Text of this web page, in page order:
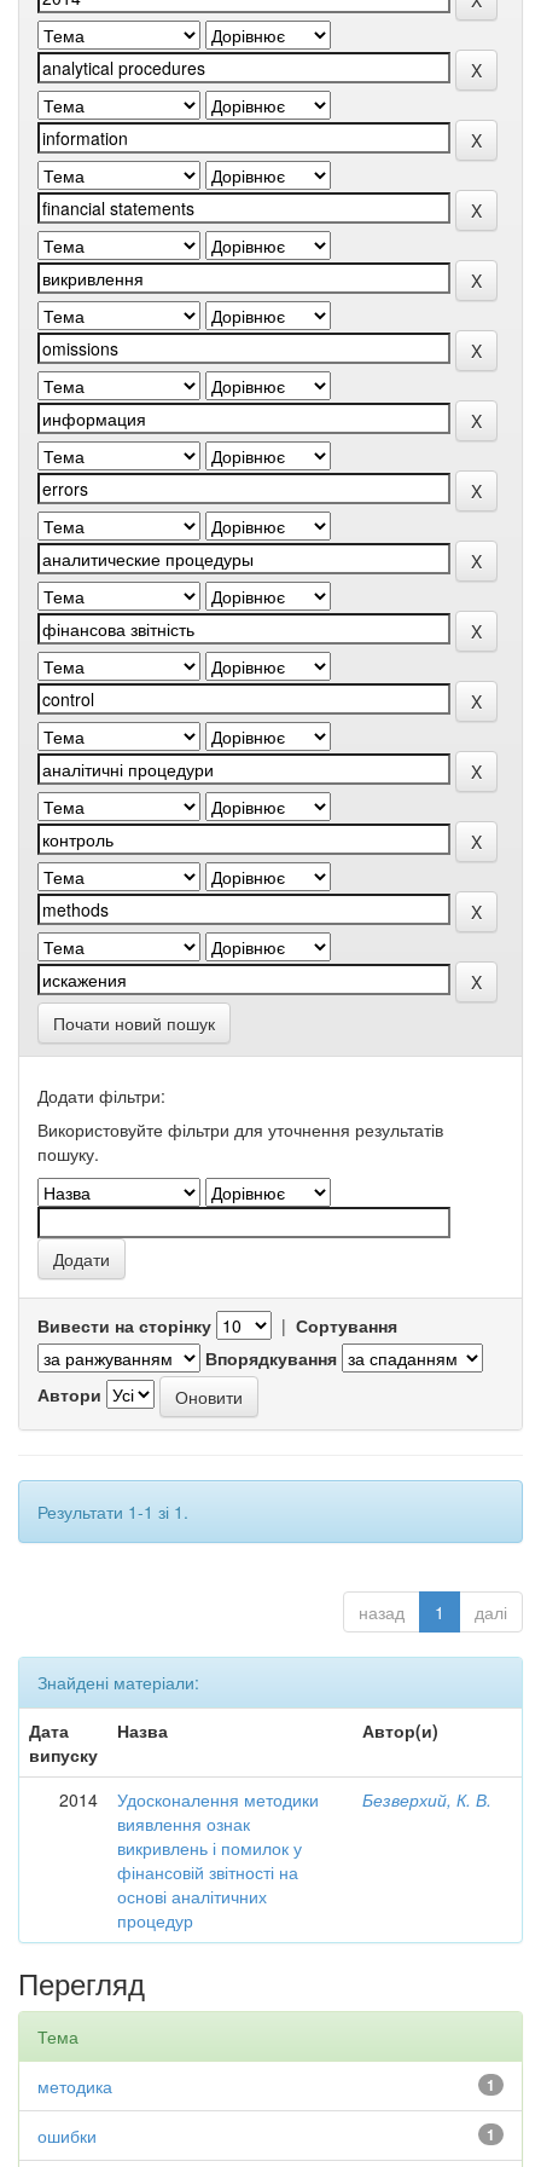
Почати новий пошук
Додати фільтри:
Використовуйте фільтри для уточнення результатів
пошуку.
Вивести на сторінку | Сортування
Впорядкування
Автори
Результати 1-1 зі 1.
назад 1 далі
Знайдені матеріали:
Дата
випуску
Назва Автор(и)
2014
Удосконалення методики
виявлення ознак
викривлень і помилок у
фінансовій звітності на
основі аналітичних
процедур
Безверхий, К. В.
Перегляд
Тема
1
методика
1
ошибки